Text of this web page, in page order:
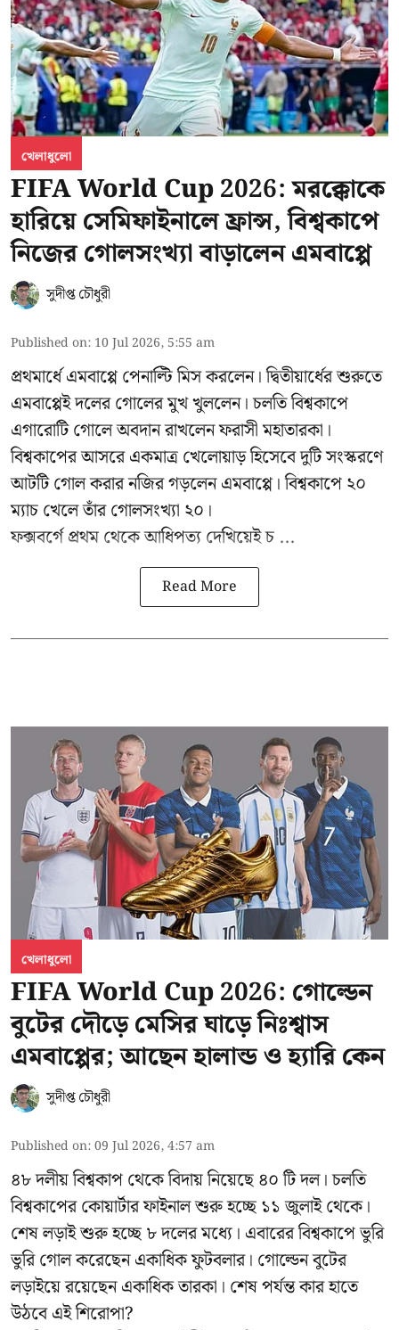
খেলাধুলো
FIFA World Cup 2026: মরক্কোকে
হারিয়ে সেমিফাইনালে ফ্রান্স, বিশ্বকাপে
নিজের গোলসংখ্যা বাড়ালেন এমবাপ্পে
সুদীপ্ত চৌধুরী
Published on: 10 Jul 2026, 5:55 am
প্রথমার্ধে এমবাপ্পে পেনাল্টি মিস করলেন। দ্বিতীয়ার্ধের শুরুতে
এমবাপ্পেই দলের গোলের মুখ খুললেন। চলতি বিশ্বকাপে
এগারোটি গোলে অবদান রাখলেন ফরাসী মহাতারকা।
বিশ্বকাপের আসরে একমাত্র খেলোয়াড় হিসেবে দুটি সংস্করণে
আটটি গোল করারনজির গড়লেন এমবাপ্পে। বিশ্বকাপে ২০
ম্যাচ খেলে তাঁর গোলসংখ্যা ২০।
ফক্সবর্গে প্রথম থেকে আধিপত্য দেখিয়েই চ ...
Read More
খেলাধুলো
FIFA World Cup 2026: গোল্ডেন
বুটের দৌড়ে মেসির ঘাড়ে নিঃশ্বাস
এমবাপ্পের; আছেন হালান্ড ও হ্যারি কেন
সুদীপ্ত চৌধুরী
Published on:09 Jul 2026, 4:57 am
৪৮ দলীয় বিশ্বকাপ থেকে বিদায় নিয়েছে ৪০ টি দল। চলতি
বিশ্বকাপের কোয়ার্টার ফাইনাল শুরু হচ্ছে ১১ জুলাই থেকে।
শেষ লড়াই শুরু হচ্ছে ৮ দলের মধ্যে। এবারের বিশ্বকাপে ভুরি
ভুরি গোল করেছেন একাধিক ফুটবলার। গোল্ডেন বুটের
লড়াইয়ে রয়েছেন একাধিক তারকা। শেষ পর্যন্ত কার হাতে
উঠবে এই শিরোপা?